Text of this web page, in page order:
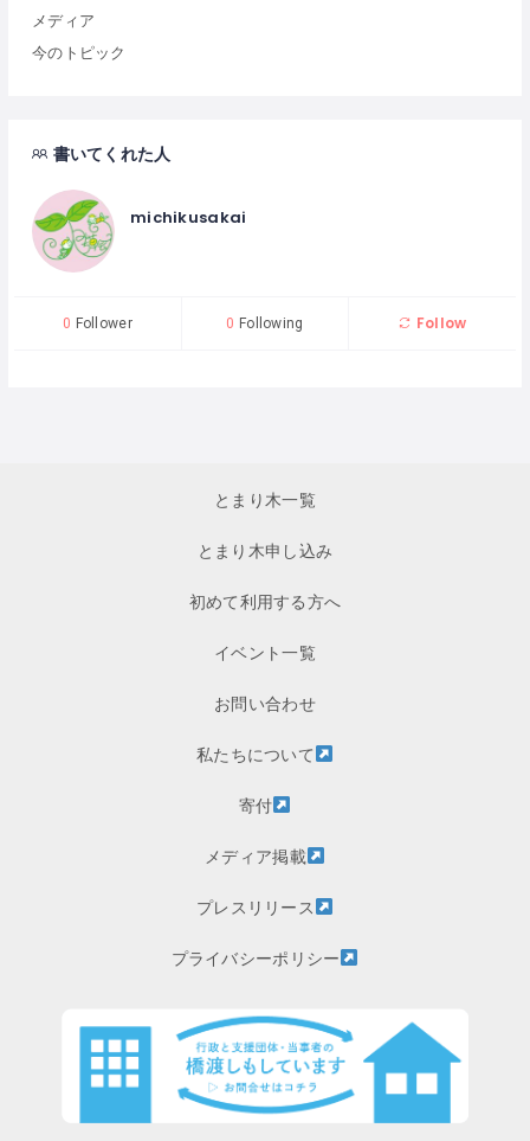
メディア
今のトピック
書いてくれた人
michikusakai
0 Follower 0 Following Follow
とまり木一覧
とまり木申し込み
初めて利用する方へ
イベント一覧
お問い合わせ
私たちについて
寄付
メディア掲載
プレスリリース
プライバシーポリシー